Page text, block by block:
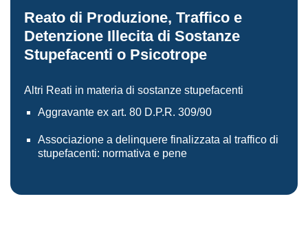
Reato di Produzione, Traffico e
Detenzione Illecita di Sostanze
Stupefacenti o Psicotrope
Altri Reati in materia di sostanze stupefacenti
Aggravante ex art. 80 D.P.R. 309/90
Associazione a delinquere finalizzata al traffico di
stupefacenti: normativa e pene